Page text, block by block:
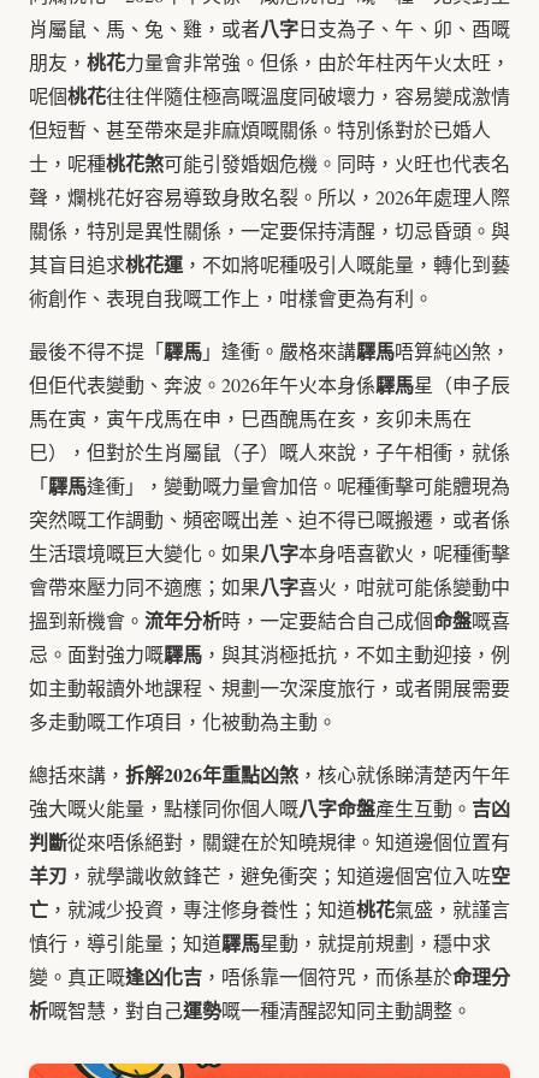
肖屬鼠、馬、兔、雞，或者八字日支為子、午、卯、酉嘅
朋友， 桃花力量會非常強。但係，由於年柱丙午火太旺，
呢個桃花往往伴隨住極高嘅溫度同破壞力，容易變成激情
但短暫、甚至帶來是非麻煩嘅關係。特別係對於已婚人
士，呢種桃花煞可能引發婚姻危機。同時，火旺也代表名
聲，爛桃花好容易導致身敗名裂。所以，2026年處理人際
關係，特別是異性關係，一定要保持清醒，切忌昏頭。與
其盲目追求桃花運 ，不如將呢種吸引人嘅能量，轉化到藝
術創作、表現自我嘅工作上，咁樣會更為有利。
最後不得不提「驛馬」逢衝。嚴格來講驛馬唔算純凶煞，
但佢代表變動、奔波。2026年午火本身係驛馬星（申子辰
馬在寅，寅午戌馬在申，巳酉醜馬在亥，亥卯未馬在
巳），但對於生肖屬鼠（子）嘅人來說，子午相衝，就係
「驛馬逢衝」，變動嘅力量會加倍。呢種衝擊可能體現為
突然嘅工作調動、頻密嘅出差、迫不得已嘅搬遷，或者係
生活環境嘅巨大變化。如果八字本身唔喜歡火，呢種衝擊
會帶來壓力同不適應；如果八字喜火，咁就可能係變動中
搵到新機會。 流年分析時，一定要結合自己成個命盤嘅喜
忌。面對強力嘅驛馬 ，與其消極抵抗，不如主動迎接，例
如主動報讀外地課程、規劃一次深度旅行，或者開展需要
多走動嘅工作項目，化被動為主動。
總括來講， 拆解2026年重點凶煞 ，核心就係睇清楚丙午年
強大嘅火能量，點樣同你個人嘅八字命盤產生互動。 吉凶
判斷從來唔係絕對，關鍵在於知曉規律。知道邊個位置有
羊刃 ，就學識收斂鋒芒，避免衝突；知道邊個宮位入咗空
亡 ，就減少投資，專注修身養性；知道桃花氣盛，就謹言
慎行，導引能量；知道驛馬星動，就提前規劃，穩中求
變。真正嘅逢凶化吉 ，唔係靠一個符咒，而係基於命理分
析嘅智慧，對自己運勢嘅一種清醒認知同主動調整。